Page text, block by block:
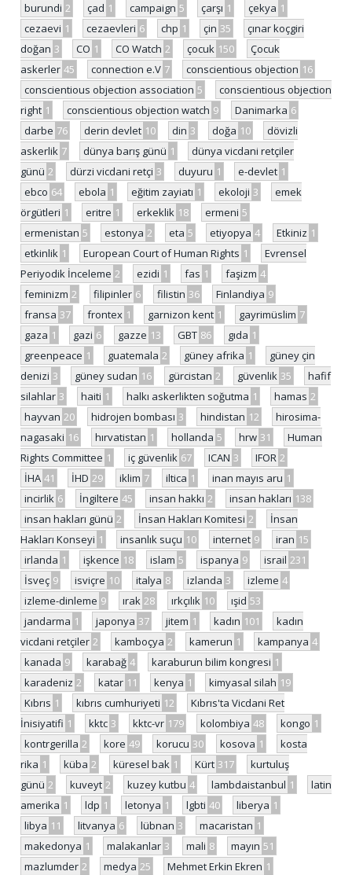
burundi 2 çad 1 campaign 5 çarşı 1 çekya 1
cezaevi 1 cezaevleri 6 chp 1 çin 35
çınar koçgiri
doğan 3 CO 1 CO Watch 2 çocuk 150
Çocuk
askerler 45 connection e.V 7 conscientious objection 16
conscientious objection association 5
conscientious objection
right 1 conscientious objection watch 9 Danimarka 6
darbe 76 derin devlet 10 din 3 doğa 10
dövizli
askerlik 7 dünya barış günü 1
dünya vicdani retçiler
günü 2 dürzi vicdani retçi 3 duyuru 1 e-devlet 1
ebco 64 ebola 1 eğitim zayiatı 1 ekoloji 3
emek
örgütleri 1 eritre 1 erkeklik 18 ermeni 5
ermenistan 5 estonya 2 eta 5 etiyopya 4 Etkiniz 1
etkinlik 1 European Court of Human Rights 1
Evrensel
Periyodik İnceleme 2 ezidi 1 fas 1 faşizm 4
feminizm 2 filipinler 6 filistin 36 Finlandiya 9
fransa 37 frontex 1 garnizon kent 1 gayrimüslim 7
gaza 1 gazi 6 gazze 13 GBT 86 gıda 1
greenpeace 1 guatemala 2 güney afrika 1
güney çin
denizi 3 güney sudan 16 gürcistan 2 güvenlik 35
hafif
silahlar 3 haiti 1 halkı askerlikten soğutma 1 hamas 2
hayvan 20 hidrojen bombası 3 hindistan 12
hirosima-
nagasaki 16 hırvatistan 1 hollanda 5 hrw 31
Human
Rights Committee 1 iç güvenlik 67 ICAN 3 IFOR 2
İHA 41 İHD 29 iklim 7 iltica 1 inan mayıs aru 1
incirlik 6 İngiltere 45 insan hakkı 2 insan hakları 138
insan hakları günü 2 İnsan Hakları Komitesi 2
İnsan
Hakları Konseyi 1 insanlık suçu 10 internet 9 iran 15
irlanda 1 işkence 18 islam 5 ispanya 9 israil 231
İsveç 9 isviçre 10 italya 8 izlanda 3 izleme 4
izleme-dinleme 9 ırak 28 ırkçılık 10 ışid 53
jandarma 1 japonya 37 jitem 1 kadın 101
kadın
vicdani retçiler 2 kamboçya 2 kamerun 1 kampanya 4
kanada 9 karabağ 4 karaburun bilim kongresi 1
karadeniz 2 katar 11 kenya 1 kimyasal silah 19
Kıbrıs 1 kıbrıs cumhuriyeti 12
Kıbrıs'ta Vicdani Ret
İnisiyatifi 1 kktc 3 kktc-vr 179 kolombiya 48 kongo 1
kontrgerilla 2 kore 49 korucu 30 kosova 1
kosta
rika 1 küba 2 küresel bak 1 Kürt 317
kurtuluş
günü 2 kuveyt 2 kuzey kutbu 4 lambdaistanbul 1
latin
amerika 1 ldp 1 letonya 1 lgbti 40 liberya 1
libya 11 litvanya 6 lübnan 3 macaristan 1
makedonya 1 malakanlar 3 mali 8 mayın 51
mazlumder 2 medya 25 Mehmet Erkin Ekren 1